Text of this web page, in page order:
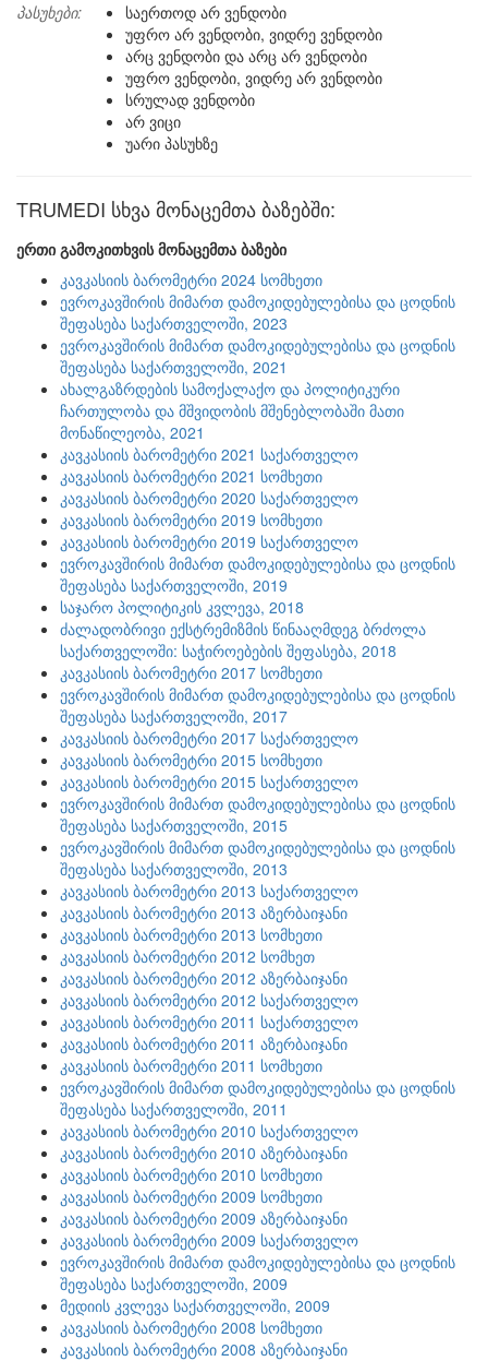
პასუხები:
საერთოდ არ ვენდობი
უფრო არ ვენდობი, ვიდრე ვენდობი
არც ვენდობი და არც არ ვენდობი
უფრო ვენდობი, ვიდრე არ ვენდობი
სრულად ვენდობი
არ ვიცი
უარი პასუხზე
TRUMEDI სხვა მონაცემთა ბაზებში:
ერთი გამოკითხვის მონაცემთა ბაზები
კავკასიის ბარომეტრი 2024 სომხეთი
ევროკავშირის მიმართ დამოკიდებულებისა და ცოდნის
შეფასება საქართველოში, 2023
ევროკავშირის მიმართ დამოკიდებულებისა და ცოდნის
შეფასება საქართველოში, 2021
ახალგაზრდების სამოქალაქო და პოლიტიკური
ჩართულობა და მშვიდობის მშენებლობაში მათი
მონაწილეობა, 2021
კავკასიის ბარომეტრი 2021 საქართველო
კავკასიის ბარომეტრი 2021 სომხეთი
კავკასიის ბარომეტრი 2020 საქართველო
კავკასიის ბარომეტრი 2019 სომხეთი
კავკასიის ბარომეტრი 2019 საქართველო
ევროკავშირის მიმართ დამოკიდებულებისა და ცოდნის
შეფასება საქართველოში, 2019
საჯარო პოლიტიკის კვლევა, 2018
ძალადობრივი ექსტრემიზმის წინააღმდეგ ბრძოლა
საქართველოში: საჭიროებების შეფასება, 2018
კავკასიის ბარომეტრი 2017 სომხეთი
ევროკავშირის მიმართ დამოკიდებულებისა და ცოდნის
შეფასება საქართველოში, 2017
კავკასიის ბარომეტრი 2017 საქართველო
კავკასიის ბარომეტრი 2015 სომხეთი
კავკასიის ბარომეტრი 2015 საქართველო
ევროკავშირის მიმართ დამოკიდებულებისა და ცოდნის
შეფასება საქართველოში, 2015
ევროკავშირის მიმართ დამოკიდებულებისა და ცოდნის
შეფასება საქართველოში, 2013
კავკასიის ბარომეტრი 2013 საქართველო
კავკასიის ბარომეტრი 2013 აზერბაიჯანი
კავკასიის ბარომეტრი 2013 სომხეთი
კავკასიის ბარომეტრი 2012 სომხეთ
კავკასიის ბარომეტრი 2012 აზერბაიჯანი
კავკასიის ბარომეტრი 2012 საქართველო
კავკასიის ბარომეტრი 2011 საქართველო
კავკასიის ბარომეტრი 2011 აზერბაიჯანი
კავკასიის ბარომეტრი 2011 სომხეთი
ევროკავშირის მიმართ დამოკიდებულებისა და ცოდნის
შეფასება საქართველოში, 2011
კავკასიის ბარომეტრი 2010 საქართველო
კავკასიის ბარომეტრი 2010 აზერბაიჯანი
კავკასიის ბარომეტრი 2010 სომხეთი
კავკასიის ბარომეტრი 2009 სომხეთი
კავკასიის ბარომეტრი 2009 აზერბაიჯანი
კავკასიის ბარომეტრი 2009 საქართველო
ევროკავშირის მიმართ დამოკიდებულებისა და ცოდნის
შეფასება საქართველოში, 2009
მედიის კვლევა საქართველოში, 2009
კავკასიის ბარომეტრი 2008 სომხეთი
კავკასიის ბარომეტრი 2008 აზერბაიჯანი